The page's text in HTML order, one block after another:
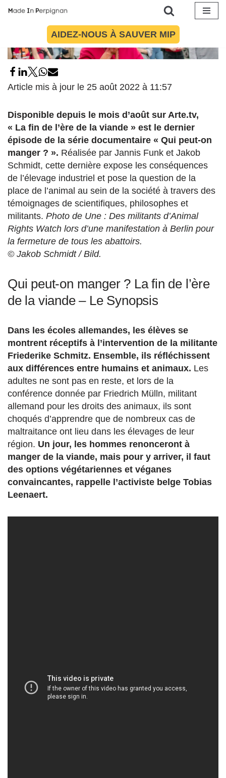
contenu
AIDEZ-NOUS À SAUVER MIP
Article mis à jour le 25 août 2022 à 11:57
Disponible depuis le mois d’août sur Arte.tv,
« La fin de l’ère de la viande » est le dernier
épisode de la série documentaire « Qui peut-on
manger ? ». Réalisée par Jannis Funk et Jakob
Schmidt, cette dernière expose les conséquences
de l’élevage industriel et pose la question de la
place de l’animal au sein de la société à travers des
témoignages de scientifiques, philosophes et
militants. Photo de Une : Des militants d’Animal
Rights Watch lors d’une manifestation à Berlin pour
la fermeture de tous les abattoirs.
© Jakob Schmidt / Bild.
Qui peut-on manger ? La fin de l’ère
de la viande – Le Synopsis
Dans les écoles allemandes, les élèves se
montrent réceptifs à l’intervention de la militante
Friederike Schmitz. Ensemble, ils réfléchissent
aux différences entre humains et animaux. Les
adultes ne sont pas en reste, et lors de la
conférence donnée par Friedrich Mülln, militant
allemand pour les droits des animaux, ils sont
choqués d’apprendre que de nombreux cas de
maltraitance ont lieu dans les élevages de leur
région. Un jour, les hommes renonceront à
manger de la viande, mais pour y arriver, il faut
des options végétariennes et véganes
convaincantes, rappelle l’activiste belge Tobias
Leenaert.